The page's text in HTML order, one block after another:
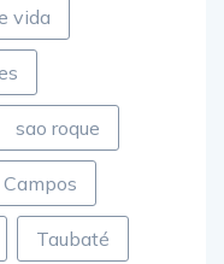
vida
sao roque
Campos
Taubaté